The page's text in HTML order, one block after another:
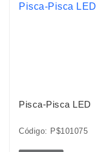
Pisca-Pisca LED
Código: P$101075